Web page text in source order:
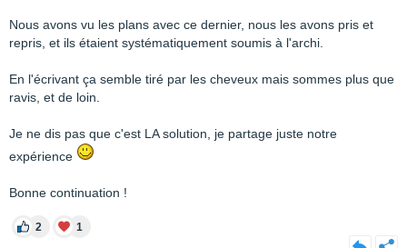
Nous avons vu les plans avec ce dernier, nous les avons pris et
repris, et ils étaient systématiquement soumis à l'archi.
En l'écrivant ça semble tiré par les cheveux mais sommes plus que
ravis, et de loin.
Je ne dis pas que c'est LA solution, je partage juste notre
expérience
Bonne continuation !
2 1